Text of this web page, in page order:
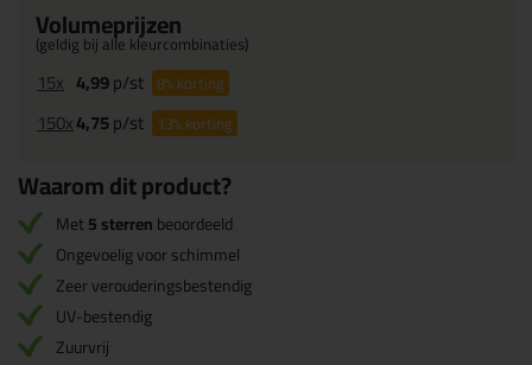
Volumeprijzen
(geldig bij alle kleurcombinaties)
15x 4,99p/st 8%korting
150x4,75p/st 13%korting
Waarom dit product?
Met5 sterrenbeoordeeld
Ongevoelig voor schimmel
Zeer verouderingsbestendig
UV-bestendig
Zuurvrij